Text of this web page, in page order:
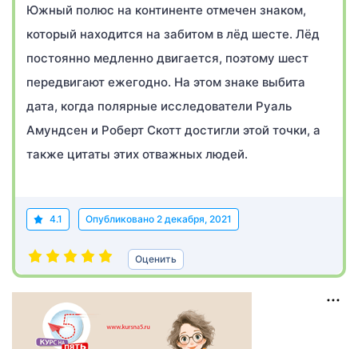
Южный полюс на континенте отмечен знаком,
который находится на забитом в лёд шесте. Лёд
постоянно медленно двигается, поэтому шест
передвигают ежегодно. На этом знаке выбита
дата, когда полярные исследователи Руаль
Амундсен и Роберт Скотт достигли этой точки, а
также цитаты этих отважных людей.
4.1 Опубликовано 2 декабря, 2021
Оценить